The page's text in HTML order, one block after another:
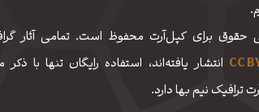
حقوق برای کپل‌آرت محفوظ است. تمامی آثار
CC انتشار یافته‌اند، استفاده رایگان تنها با
ترافیک نیم بها دارد.